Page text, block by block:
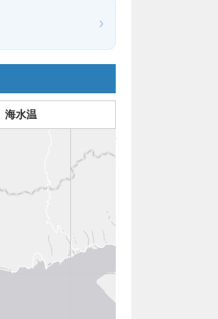
›
海水温